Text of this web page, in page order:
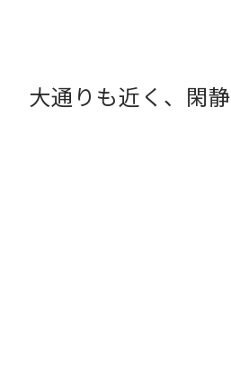
大通りも近く、閑